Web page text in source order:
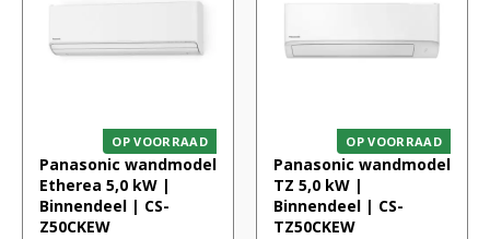
OP VOORRAAD
Panasonic wandmodel
Etherea 5,0 kW |
Binnendeel | CS-
Z50CKEW
OP VOORRAAD
Panasonic wandmodel
TZ 5,0 kW |
Binnendeel | CS-
TZ50CKEW